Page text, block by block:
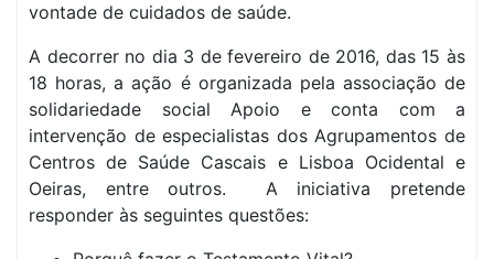
vontade de cuidados de saúde.
A decorrer no dia 3 de fevereiro de 2016, das 15 às
18 horas, a ação é organizada pela associação de
solidariedade social Apoio e conta com a
intervenção de especialistas dos Agrupamentos de
Centros de Saúde Cascais e Lisboa Ocidental e
Oeiras, entre outros. A iniciativa pretende
responder às seguintes questões: